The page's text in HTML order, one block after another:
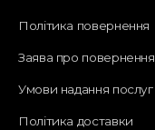
Політика повернення
Заява про повернення
Умови надання послуг
Політика доставки